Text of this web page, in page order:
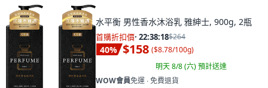
水平衡 男性香水沐浴乳 雅紳士, 900g, 2瓶
首購折扣價· 22:38:16$264
40% $158 ($8.78/100g)
明天 8/8 (六)預計送達
WOW會員免運 ∙ 免費退貨